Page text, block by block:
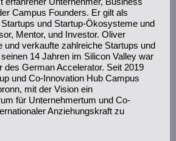
Campus Founders. Er gilt als
und Startup-Ökosysteme und
Mentor, und Investor. Oliver
und verkaufte zahlreiche Startups und
14 Jahren im Silicon Valley war
des German Accelerator. Seit 2019
und Co-Innovation Hub Campus
mit der Vision ein
für Unternehmertum und Co-
Anziehungskraft zu